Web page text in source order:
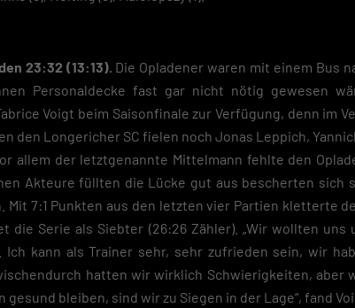
23:32 (13:13). Die Opladener waren mit einem Bus
Personaldecke fast gar nicht nötig gewesen
Voigt beim Saisonfinale zur Verfügung, denn im
den Longericher SC fielen noch Jonas Leppich,
allem der letztgenannte Mittelmann fehlte den
Akteure füllten die Lücke gut aus bescherten sich
Mit 7:1 Punkten aus den letzten vier Partien kletterte
die Serie als Siebter (26:26 Zähler). „Wir wollten uns
Ich kann als Trainer sehr, sehr zufrieden sein, wir
hatten wir wirklich Schwierigkeiten, aber
bleiben, sind wir zu Siegen in der Lage“, fand
du deine Erziehungsberechtigten um Erlaubnis bitten.
ganzen Kategorien geben oder sich weitere Informationen
nur bestimmte Cookies auswählen.
(2)
ermöglichen grundlegende Funktionen und sind für die
erforderlich.
Cookie-Informationen anzeigen
Datenschutzerklärung